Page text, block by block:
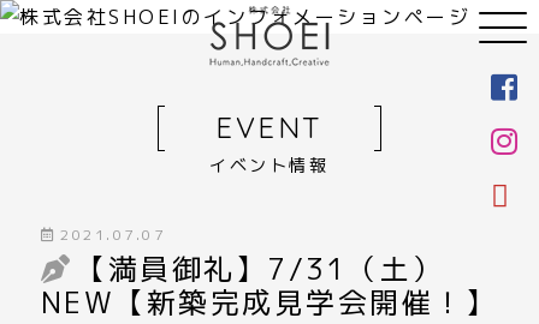
EVENT
イベント情報
2021.07.07
【満員御礼】7/31（土）
NEW【新築完成見学会開催！】